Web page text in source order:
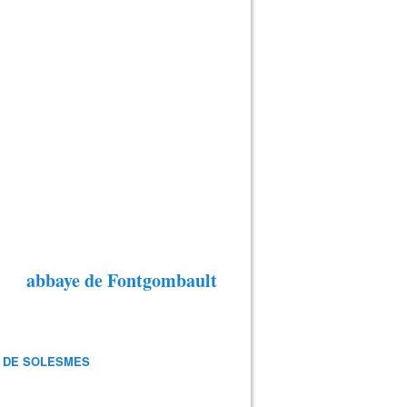
abbaye de Fontgombault
SOLESMES